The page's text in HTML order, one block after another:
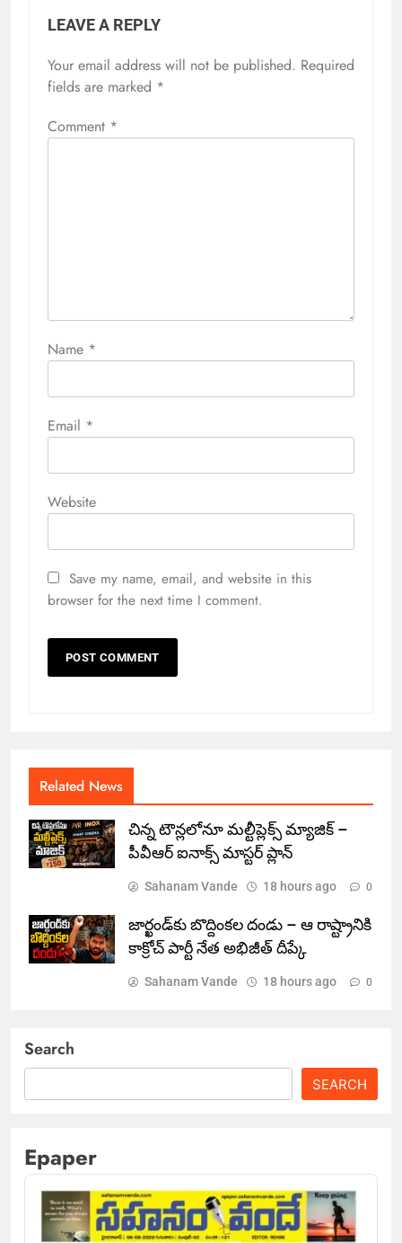
LEAVE A REPLY
Your email address will not be published. Required
fields are marked *
Comment *
Name *
Email *
Website
Save my name, email, and website in this
browser for the next time I comment.
Related News
చిన్న టౌన్లలోనూ మల్టీప్లెక్స్‌ మ్యాజిక్ –
పీవీఆర్ ఐనాక్స్ మాస్టర్ ప్లాన్
Sahanam Vande 18 hours ago 0
జార్ఖండ్‌కు బొద్దింకల దండు – ఆ రాష్ట్రానికి
కాక్రోచ్ పార్టీ నేత అభిజీత్ దీప్కే
Sahanam Vande 18 hours ago 0
Search
SEARCH
Epaper